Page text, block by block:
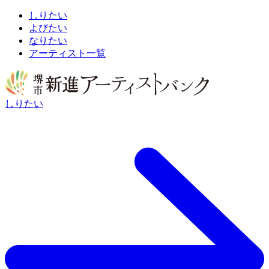
しりたい
よびたい
なりたい
アーティスト一覧
しりたい